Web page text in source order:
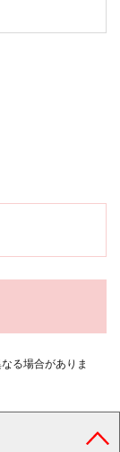
る場合がありま